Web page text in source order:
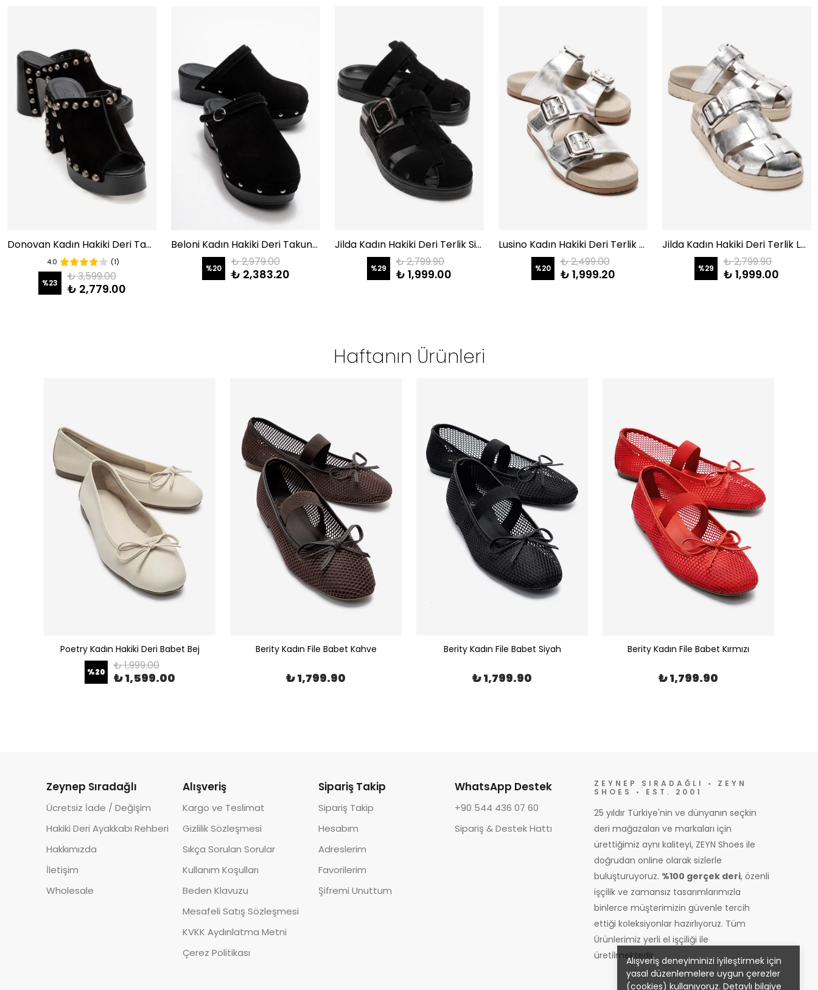
Alışveriş deneyiminizi iyileştirmek için
yasal düzenlemelere uygun çerezler
(cookies) kullanıyoruz. Detaylı bilgiye
Donovan Kadın Hakiki Deri Takunya Terlik Siyah Süet
4.0 (1)
%23 ₺ 3,599.00
₺ 2,779.00
Beloni Kadın Hakiki Deri Takunya Terlik Siyah Süet
%20 ₺ 2,979.00
₺ 2,383.20
Jilda Kadın Hakiki Deri Terlik Siyah Süet
%29 ₺ 2,799.90
₺ 1,999.00
Lusino Kadın Hakiki Deri Terlik Lame
%20 ₺ 2,499.00
₺ 1,999.20
Jilda Kadın Hakiki Deri Terlik Lame
%29 ₺ 2,799.90
₺ 1,999.00
Haftanın Ürünleri
Poetry Kadın Hakiki Deri Babet Bej
%20 ₺ 1,999.00
₺ 1,599.00
Berity Kadın File Babet Kahve
₺ 1,799.90
Berity Kadın File Babet Siyah
₺ 1,799.90
Berity Kadın File Babet Kırmızı
₺ 1,799.90
Zeynep Sıradağlı
Ücretsiz İade / Değişim
Hakiki Deri Ayakkabı Rehberi
Hakkımızda
İletişim
Wholesale
Alışveriş
Kargo ve Teslimat
Gizlilik Sözleşmesi
Sıkça Sorulan Sorular
Kullanım Koşulları
Beden Klavuzu
Mesafeli Satış Sözleşmesi
KVKK Aydınlatma Metni
Çerez Politikası
Sipariş Takip
Sipariş Takip
Hesabım
Adreslerim
Favorilerim
Şifremi Unuttum
WhatsApp Destek
+90 544 436 07 60
Sipariş & Destek Hattı
ZEYNEP SIRADAĞLI • ZEYN
SHOES • EST. 2001
25 yıldır Türkiye'nin ve dünyanın seçkin
deri mağazaları ve markaları için
ürettiğimiz aynı kaliteyi, ZEYN Shoes ile
doğrudan online olarak sizlerle
buluşturuyoruz. %100 gerçek deri, özenli
işçilik ve zamansız tasarımlarımızla
binlerce müşterimizin güvenle tercih
ettiği koleksiyonlar hazırlıyoruz. Tüm
Ürünlerimiz yerli el işçiliği ile
üretilmektedir.